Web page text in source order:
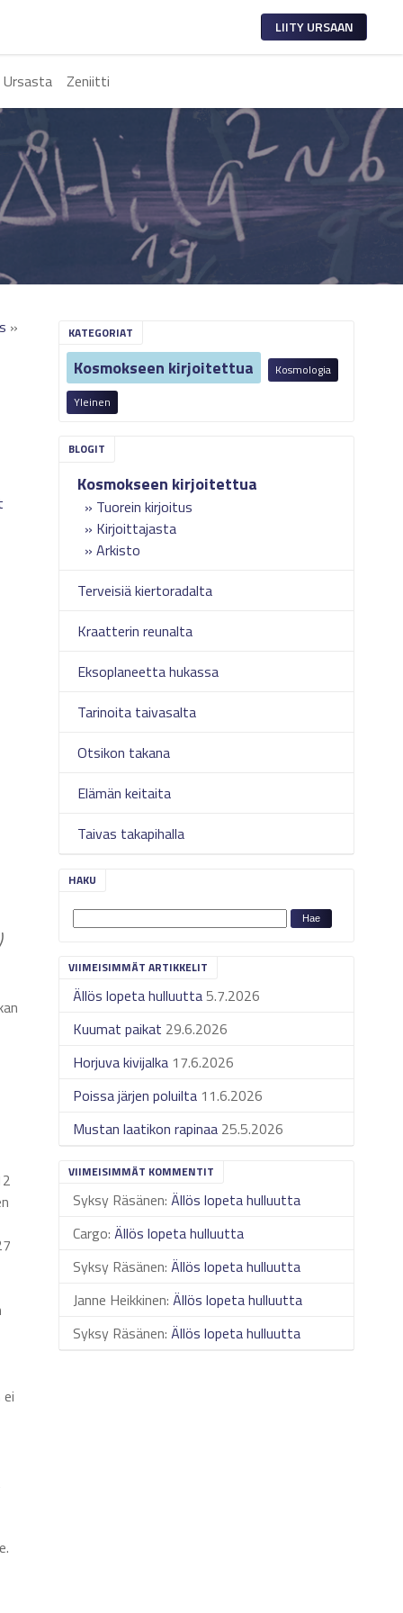
LIITY URSAAN
Zeniitti
KATEGORIAT
Kosmokseen kirjoitettua
Kosmologia
Yleinen
Kosmokseen kirjoitettua
Tuorein kirjoitus
Kirjoittajasta
Arkisto
Terveisiä kiertoradalta
Kraatterin reunalta
Eksoplaneetta hukassa
Tarinoita taivasalta
Otsikon takana
Elämän keitaita
Taivas takapihalla
HAKU
VIIMEISIMMÄT ARTIKKELIT
Ällös lopeta hulluutta5.7.2026
Kuumat paikat 29.6.2026
Horjuva kivijalka 17.6.2026
Poissa järjen poluilta 11.6.2026
Mustan laatikon rapinaa 25.5.2026
VIIMEISIMMÄT KOMMENTIT
Syksy Räsänen:Ällös lopeta hulluutta
Cargo:Ällös lopeta hulluutta
Syksy Räsänen:Ällös lopeta hulluutta
Janne Heikkinen:Ällös lopeta hulluutta
Syksy Räsänen:Ällös lopeta hulluutta
»